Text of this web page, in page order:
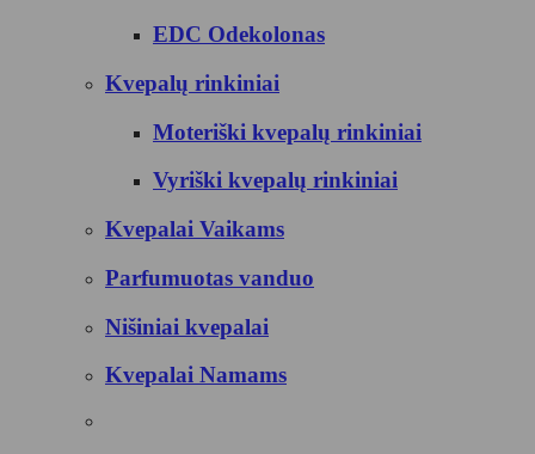
EDC Odekolonas
Kvepalų rinkiniai
Moteriški kvepalų rinkiniai
Vyriški kvepalų rinkiniai
Kvepalai Vaikams
Parfumuotas vanduo
Nišiniai kvepalai
Kvepalai Namams